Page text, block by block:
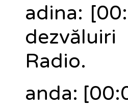
adina:
Radio.
anda: